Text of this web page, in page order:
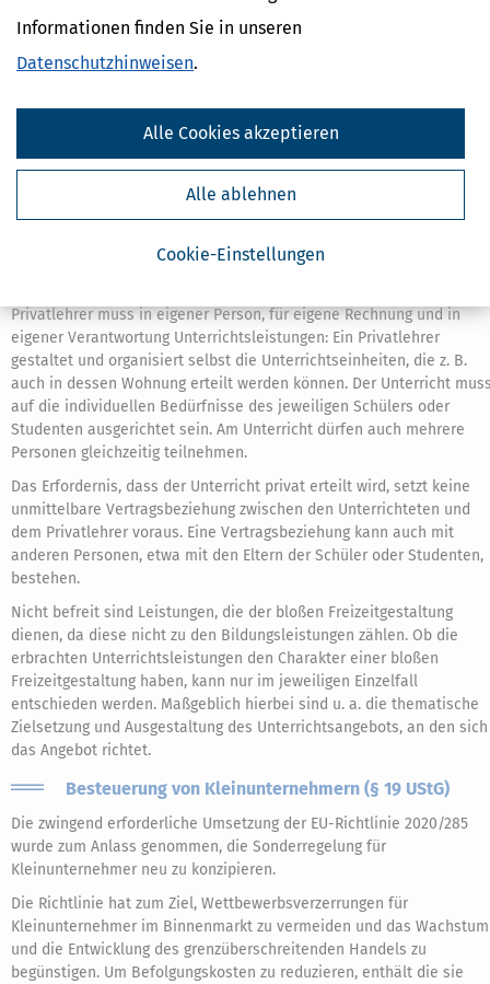
Informationen finden Sie in unseren
Datenschutzhinweisen.
Cookie-Einstellungen
Alle ablehnen
Alle Cookies akzeptieren
werden. Die Erziehung von Kindern und Jugendlichen wird von § 4
Nummer 23 Buchstabe a UStG erfasst.
Nach gefestigter Rechtsprechung des EuGH umfasst der Begriff
Personenzusammenschlüsse und Gesellschaften mit
Gewinnerzielungsabsicht. Auch selbständige Lehrer, die ihrerseits
freie Mitarbeiter Unterrichtsleistungen an Schulen, Hochschulen
allgemeinbildende oder berufsbildende Einrichtungen anzusehen.
erteilter Schul- und Hochschulunterricht von der Umsatzsteuer
Privatlehrer muss in eigener Person, für eigene Rechnung und in
eigener Verantwortung Unterrichtsleistungen: Ein Privatlehrer
gestaltet und organisiert selbst die Unterrichtseinheiten, die z. B.
auch in dessen Wohnung erteilt werden können. Der Unterricht
auf die individuellen Bedürfnisse des jeweiligen Schülers oder
Studenten ausgerichtet sein. Am Unterricht dürfen auch mehrere
Personen gleichzeitig teilnehmen.
Das Erfordernis, dass der Unterricht privat erteilt wird, setzt keine
unmittelbare Vertragsbeziehung zwischen den Unterrichteten und
dem Privatlehrer voraus. Eine Vertragsbeziehung kann auch mit
anderen Personen, etwa mit den Eltern der Schüler oder Studenten,
bestehen.
Nicht befreit sind Leistungen, die der bloßen Freizeitgestaltung
dienen, da diese nicht zu den Bildungsleistungen zählen. Ob die
erbrachten Unterrichtsleistungen den Charakter einer bloßen
Freizeitgestaltung haben, kann nur im jeweiligen Einzelfall
entschieden werden. Maßgeblich hierbei sind u. a. die thematische
Zielsetzung und Ausgestaltung des Unterrichtsangebots, an den sich
das Angebot richtet.
Besteuerung von Kleinunternehmern (§ 19 UStG)
Die zwingend erforderliche Umsetzung der EU-Richtlinie 2020/285
wurde zum Anlass genommen, die Sonderregelung für
Kleinunternehmer neu zu konzipieren.
Die Richtlinie hat zum Ziel, Wettbewerbsverzerrungen für
Kleinunternehmer im Binnenmarkt zu vermeiden und das Wachstum
und die Entwicklung des grenzüberschreitenden Handels zu
begünstigen. Um Befolgungskosten zu reduzieren, enthält die sie